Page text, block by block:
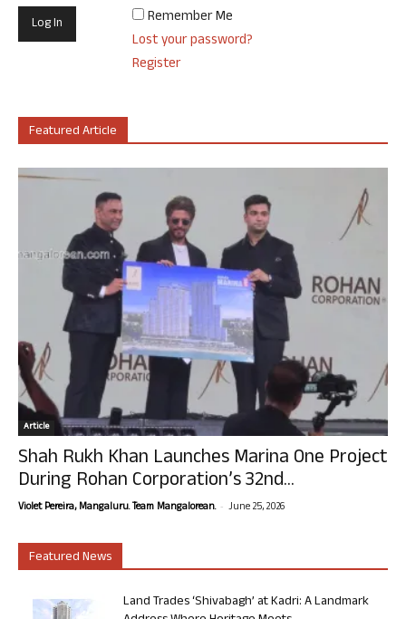
Remember Me
Lost your password?
Register
Featured Article
Article
Shah Rukh Khan Launches Marina One Project
During Rohan Corporation’s 32nd...
Violet Pereira, Mangaluru. Team Mangalorean. - June 25, 2026
Featured News
Land Trades ‘Shivabagh’ at Kadri: A Landmark